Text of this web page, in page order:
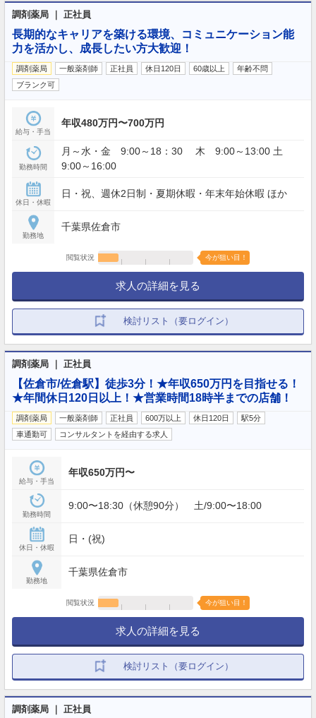
調剤薬局 ｜ 正社員
長期的なキャリアを築ける環境、コミュニケーション能
力を活かし、成長したい方大歓迎！
調剤薬局 一般薬剤師 正社員 休日120日 60歳以上
年齢不問
ブランク可
給与・手当
年収480万円〜700万円
勤務時間
月～水・金 9:00～18：30 木 9:00～13:00 土
9:00～16:00
休日・休暇
日・祝、週休2日制・夏期休暇・年末年始休暇 ほか
勤務地
千葉県佐倉市
閲覧状況 今が狙い目！
求人の詳細を見る
検討リスト（要ログイン）
調剤薬局 ｜ 正社員
【佐倉市/佐倉駅】徒歩3分！★年収650万円を目指せる！
★年間休日120日以上！★営業時間18時半までの店舗！
調剤薬局 一般薬剤師 正社員 600万以上 休日120日
駅5分
車通勤可
コンサルタントを経由する求人
給与・手当
年収650万円〜
勤務時間
9:00〜18:30（休憩90分） 土/9:00〜18:00
休日・休暇
日・(祝)
勤務地
千葉県佐倉市
閲覧状況 今が狙い目！
求人の詳細を見る
検討リスト（要ログイン）
調剤薬局 ｜ 正社員